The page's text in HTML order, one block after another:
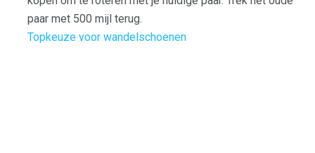
paar met 500 mijl terug.
Topkeuze voor wandelschoenen